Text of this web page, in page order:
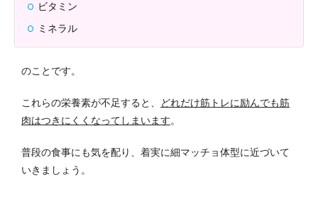
ビタミン
ミネラル
のことです。
これらの栄養素が不足すると、
どれだけ筋トレに励んでも筋
肉はつきにくくなってしまいます。
普段の食事にも気を配り、着実に細マッチョ体型に近づいて
いきましょう。